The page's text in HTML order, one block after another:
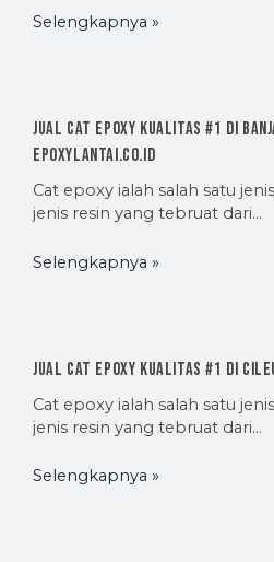
Selengkapnya »
Jual Cat Epoxy Kualitas #1 di
EpoxyLantai.co.id
Cat epoxy ialah salah satu
jenis resin yang tebruat dari…
Selengkapnya »
Jual Cat Epoxy Kualitas #1 di
Cat epoxy ialah salah satu
jenis resin yang tebruat dari…
Selengkapnya »